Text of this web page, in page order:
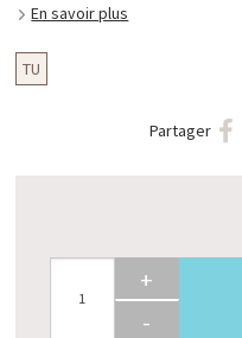
En savoir plus
TU
Partager
+
-